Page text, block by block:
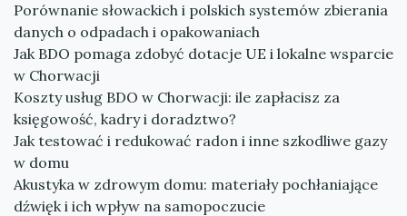
Porównanie słowackich i polskich systemów zbierania
danych o odpadach i opakowaniach
Jak BDO pomaga zdobyć dotacje UE i lokalne wsparcie
w Chorwacji
Koszty usług BDO w Chorwacji: ile zapłacisz za
księgowość, kadry i doradztwo?
Jak testować i redukować radon i inne szkodliwe gazy
w domu
Akustyka w zdrowym domu: materiały pochłaniające
dźwięk i ich wpływ na samopoczucie